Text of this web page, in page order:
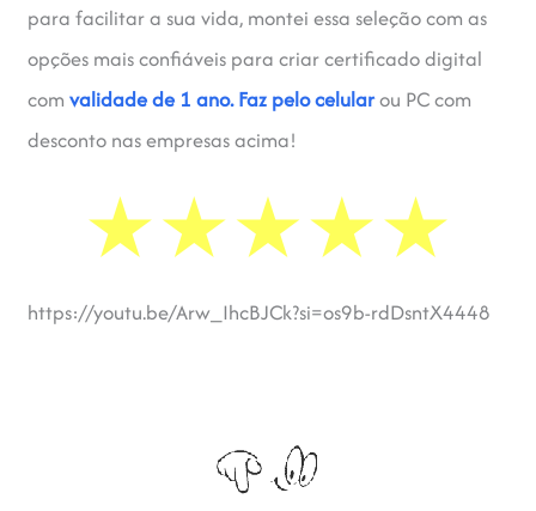
para facilitar a sua vida, montei essa seleção com as
opções mais confiáveis para criar certificado digital
com validade de 1 ano. Faz pelo celularou PC com
desconto nas empresas acima!
https://youtu.be/Arw_IhcBJCk?si=os9b-rdDsntX4448